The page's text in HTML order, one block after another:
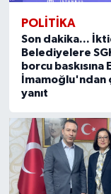
POLITIKA
Son dakika...
Belediyelere
borcu baskısına
İmamoğlu'ndan
yanıt